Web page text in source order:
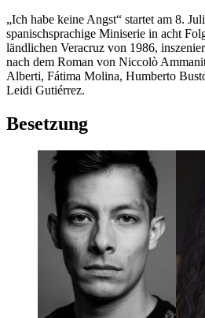
„Ich habe keine Angst“ startet am 8.
spanischsprachige Miniserie in acht
ländlichen Veracruz von 1986,
nach dem Roman von Niccolò
Alberti, Fátima Molina, Humberto
Leidi Gutiérrez.
Besetzung